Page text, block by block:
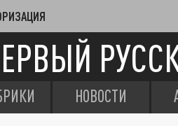
НОВОСТИ